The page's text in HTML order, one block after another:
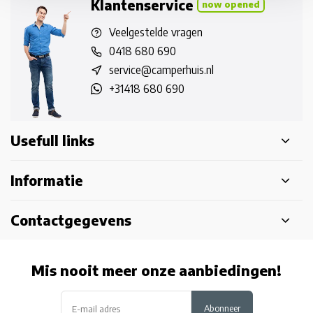
Klantenservice now opened
Veelgestelde vragen
0418 680 690
service@camperhuis.nl
+31418 680 690
Usefull links
Informatie
Contactgegevens
Mis nooit meer onze aanbiedingen!
Abonneer